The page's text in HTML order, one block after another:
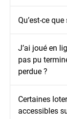
Qu’est-ce
J’ai joué en
pas pu
perdue ?
Certaines
accessibles